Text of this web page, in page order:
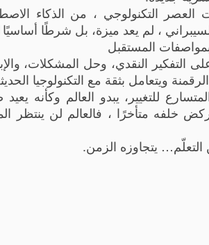
، لم يعد ميزة، بل شرطًا أساسيًا
المستقبل
التفكير النقدي، وحل المشكلات،
ويتعامل بثقة مع التكنولوجيا
للتغيير، يبدو العالم وكأنه
خلفه متأخرًا ، فالعالم لن ينتظر
يتجاوزه الزمن.